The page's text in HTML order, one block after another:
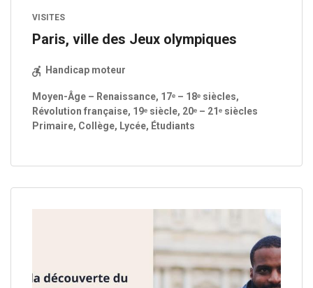
VISITES
Paris, ville des Jeux olympiques
Handicap moteur
Moyen-Âge – Renaissance, 17ᵉ – 18ᵉ siècles,
Révolution française, 19ᵉ siècle, 20ᵉ – 21ᵉ siècles
Primaire, Collège, Lycée, Étudiants